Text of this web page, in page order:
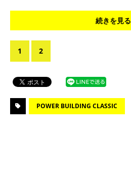
続きを見る
1 2
POWER BUILDING CLASSIC